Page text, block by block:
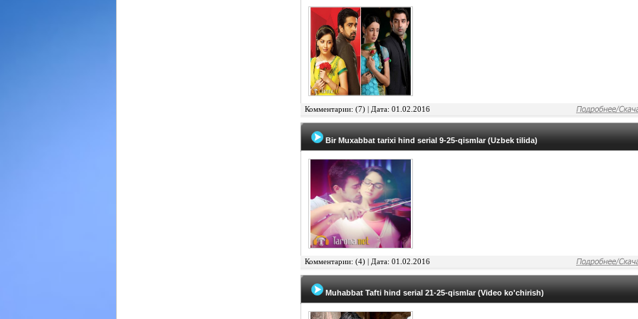
Комментарии: (7) | Дата: 01.02.2016
Bir Muxabbat tarixi hind serial 9-25-qismlar (Uzbek tilida)
Комментарии: (4) | Дата: 01.02.2016
Muhabbat Tafti hind serial 21-25-qismlar (Video ko'chirish)